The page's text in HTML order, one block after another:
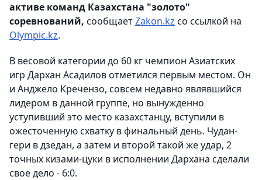
активе команд Казахстана "золото"
соревнований, сообщаетZakon.kz со ссылкой на
Olympic.kz.
В весовой категории до 60 кг чемпион Азиатских
игр Дархан Асадилов отметился первым местом. Он
и Анджело Кречензо, совсем недавно являвшийся
лидером в данной группе, но вынужденно
уступивший это место казахстанцу, вступили в
ожесточенную схватку в финальный день. Чудан-
гери в дзедан, а затем и второй такой же удар, 2
точных кизами-цуки в исполнении Дархана сделали
свое дело - 6:0.